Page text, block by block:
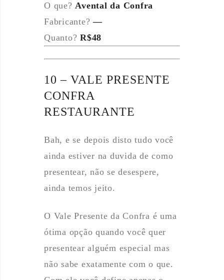
O que?Avental da Confra
Fabricante?—
Quanto? R$48
10 – VALE PRESENTE
CONFRA
RESTAURANTE
Bah, e se depois disto tudo você
ainda estiver na duvida de como
presentear, não se desespere,
ainda temos jeito.
O Vale Presente da Confra é uma
ótima opção quando você quer
presentear alguém especial mas
não sabe exatamente com o que.